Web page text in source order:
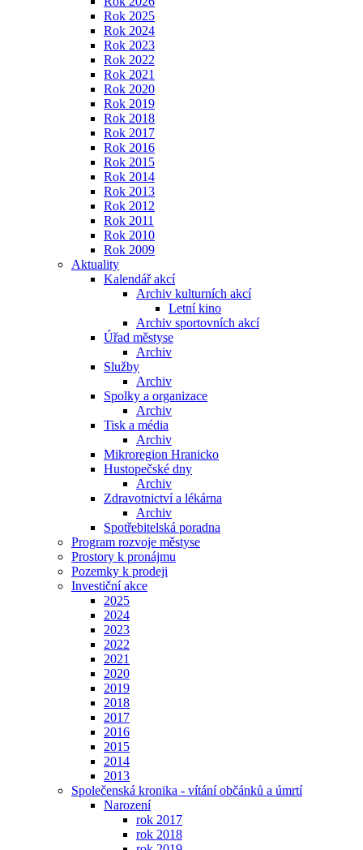
Rok 2025
Rok 2024
Rok 2023
Rok 2022
Rok 2021
Rok 2020
Rok 2019
Rok 2018
Rok 2017
Rok 2016
Rok 2015
Rok 2014
Rok 2013
Rok 2012
Rok 2011
Rok 2010
Rok 2009
Aktuality
Kalendář akcí
Archiv kulturních akcí
Letní kino
Archiv sportovních akcí
Úřad městyse
Archiv
Služby
Archiv
Spolky a organizace
Archiv
Tisk a média
Archiv
Mikroregion Hranicko
Hustopečské dny
Archiv
Zdravotnictví a lékárna
Archiv
Spotřebitelská poradna
Program rozvoje městyse
Prostory k pronájmu
Pozemky k prodeji
Investiční akce
2025
2024
2023
2022
2021
2020
2019
2018
2017
2016
2015
2014
2013
Společenská kronika - vítání občánků a úmrtí
Narození
rok 2017
rok 2018